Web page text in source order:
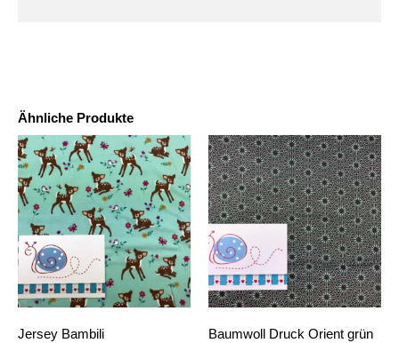
Ähnliche Produkte
Jersey Bambili Baumwoll Druck Orient grün